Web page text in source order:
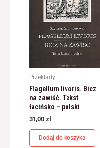
Przekłady
Flagellum livoris. Bicz
na zawiść. Tekst
łacińsko – polski
31,00zł
Dodaj do koszyka